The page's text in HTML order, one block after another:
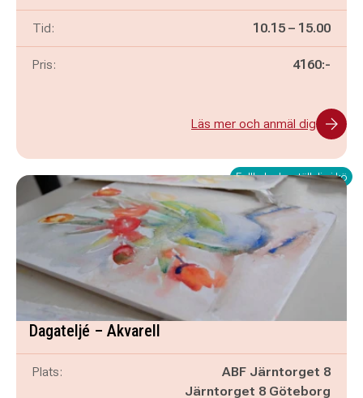
Tid: Pågår mellan
10.15 – och
15.00
Pris: 4160:-
Läs mer och anmäl dig
Fullbokad – ställ dig i kö
Dagateljé – Akvarell
Plats:
ABF Järntorget 8
Järntorget 8 Göteborg